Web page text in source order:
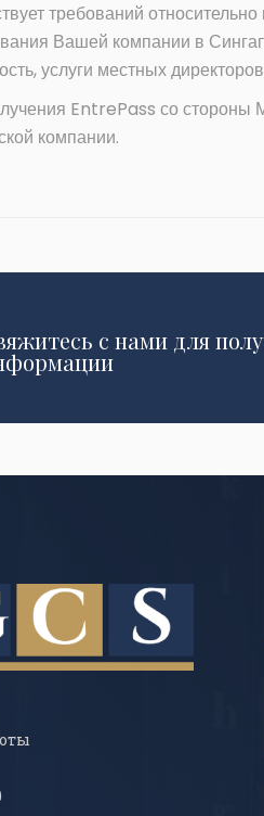
требований
Вашей компании в
услуги местных
EntrePass со стороны
компании.
с нами для